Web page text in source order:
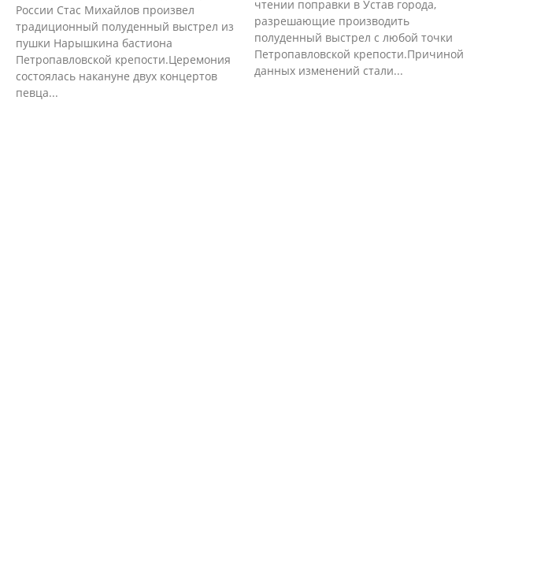
России Стас Михайлов произвел
традиционный полуденный выстрел из
пушки Нарышкина бастиона
Петропавловской крепости.Церемония
состоялась накануне двух концертов
певца...
чтении поправки в Устав города,
разрешающие производить
полуденный выстрел с любой точки
Петропавловской крепости.Причиной
данных изменений стали...